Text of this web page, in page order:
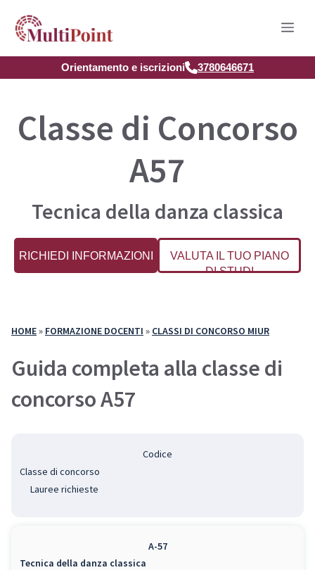
contenuto
Orientamento e iscrizioni 3780646671
Classe di Concorso
A57
Tecnica della danza classica
RICHIEDI INFORMAZIONI
VALUTA IL TUO PIANO
DI STUDI
HOME» FORMAZIONE DOCENTI » CLASSI DI CONCORSO MIUR
Guida completa alla classe di
concorso A57
Codice
Classe di concorso
Lauree richieste
A-57
Tecnica della danza classica